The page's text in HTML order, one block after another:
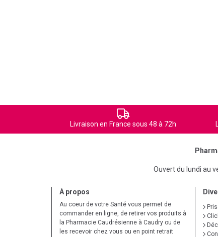
Livraison en France sous 48 à 72h
Ouvert du lundi au
À propos
Au coeur de votre Santé vous permet de
commander en ligne, de retirer vos produits à
la Pharmacie Caudrésienne à Caudry ou de
les recevoir chez vous ou en point retrait